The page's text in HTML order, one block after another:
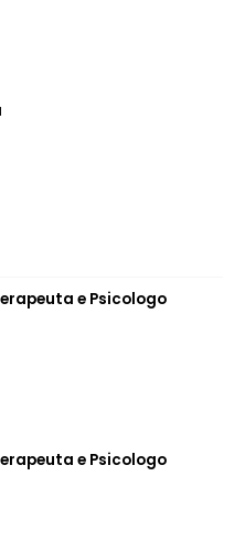
e Psicologo
e Psicologo